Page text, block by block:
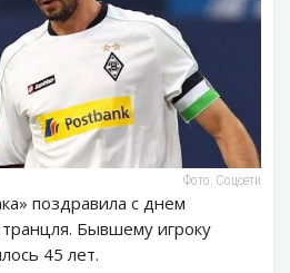
Фото: Соцсети
поздравила с днем
Бывшему игроку
45 лет.